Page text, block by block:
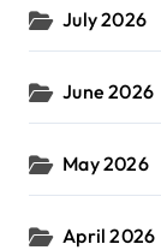
July 2026
June 2026
May 2026
April 2026